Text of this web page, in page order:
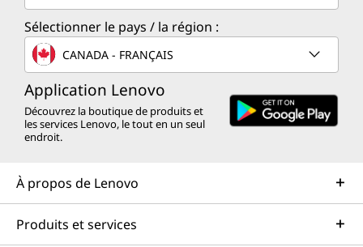
Sélectionner le pays / la région :
CANADA - FRANÇAIS
Application Lenovo
Découvrez la boutique de produits et
les services Lenovo, le tout en un seul
endroit.
À propos de Lenovo
Produits et services